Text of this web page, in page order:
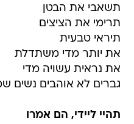
תשאבי את הבטן
תרימי את הציצים
תיראי טבעית
את יותר מדי משתדלת
את נראית עשויה מדי
גברים לא אוהבים נשים
תהיי ליידי, הם אמרו